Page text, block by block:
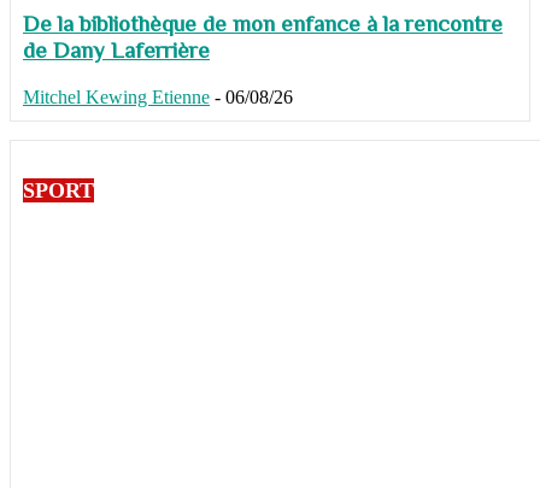
De la bibliothèque de mon enfance à la rencontre
de Dany Laferrière
Mitchel Kewing Etienne - 06/08/26
SPORT